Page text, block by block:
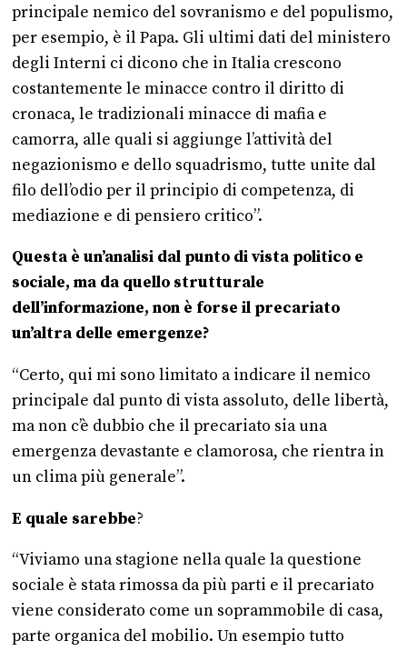
principale nemico del sovranismo e del populismo,
per esempio, è il Papa. Gli ultimi dati del ministero
degli Interni ci dicono che in Italia crescono
costantemente le minacce contro il diritto di
cronaca, le tradizionali minacce di mafia e
camorra, alle quali si aggiunge l’attività del
negazionismo e dello squadrismo, tutte unite dal
filo dell’odio per il principio di competenza, di
mediazione e di pensiero critico”.
Questa è un’analisi dal punto di vista politico e
sociale, ma da quello strutturale
dell’informazione, non è forse il precariato
un’altra delle emergenze?
“Certo, qui mi sono limitato a indicare il nemico
principale dal punto di vista assoluto, delle libertà,
ma non c’è dubbio che il precariato sia una
emergenza devastante e clamorosa, che rientra in
un clima più generale”.
E quale sarebbe?
“Viviamo una stagione nella quale la questione
sociale è stata rimossa da più parti e il precariato
viene considerato come un soprammobile di casa,
parte organica del mobilio. Un esempio tutto